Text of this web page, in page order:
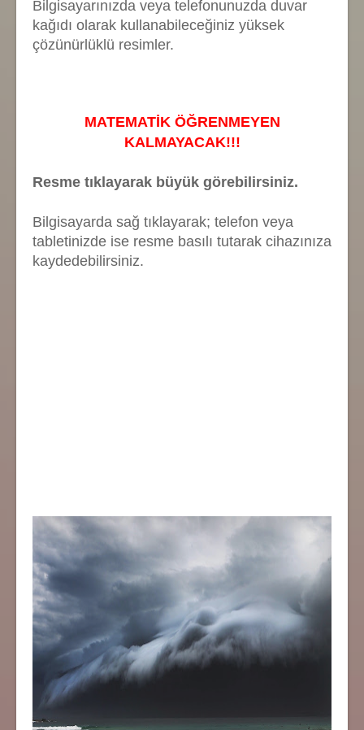
Bilgisayarınızda veya telefonunuzda duvar
kağıdı olarak kullanabileceğiniz yüksek
çözünürlüklü resimler.
MATEMATİK ÖĞRENMEYEN
KALMAYACAK!!!
Resme tıklayarak büyük görebilirsiniz.
Bilgisayarda sağ tıklayarak; telefon veya
tabletinizde ise resme basılı tutarak cihazınıza
kaydedebilirsiniz.